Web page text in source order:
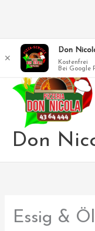
Inhalt
springen
Don
Essig & Öl
✕
Don
Kostenfrei
Bei Google